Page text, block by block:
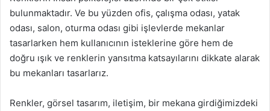
bulunmaktadır. Ve bu yüzden ofis, çalışma odası, yatak
odası, salon, oturma odası gibi işlevlerde mekanlar
tasarlarken hem kullanıcının isteklerine göre hem de
doğru ışık ve renklerin yansıtma katsayılarını dikkate alarak
bu mekanları tasarlarız.
Renkler, görsel tasarım, iletişim, bir mekana girdiğimizdeki